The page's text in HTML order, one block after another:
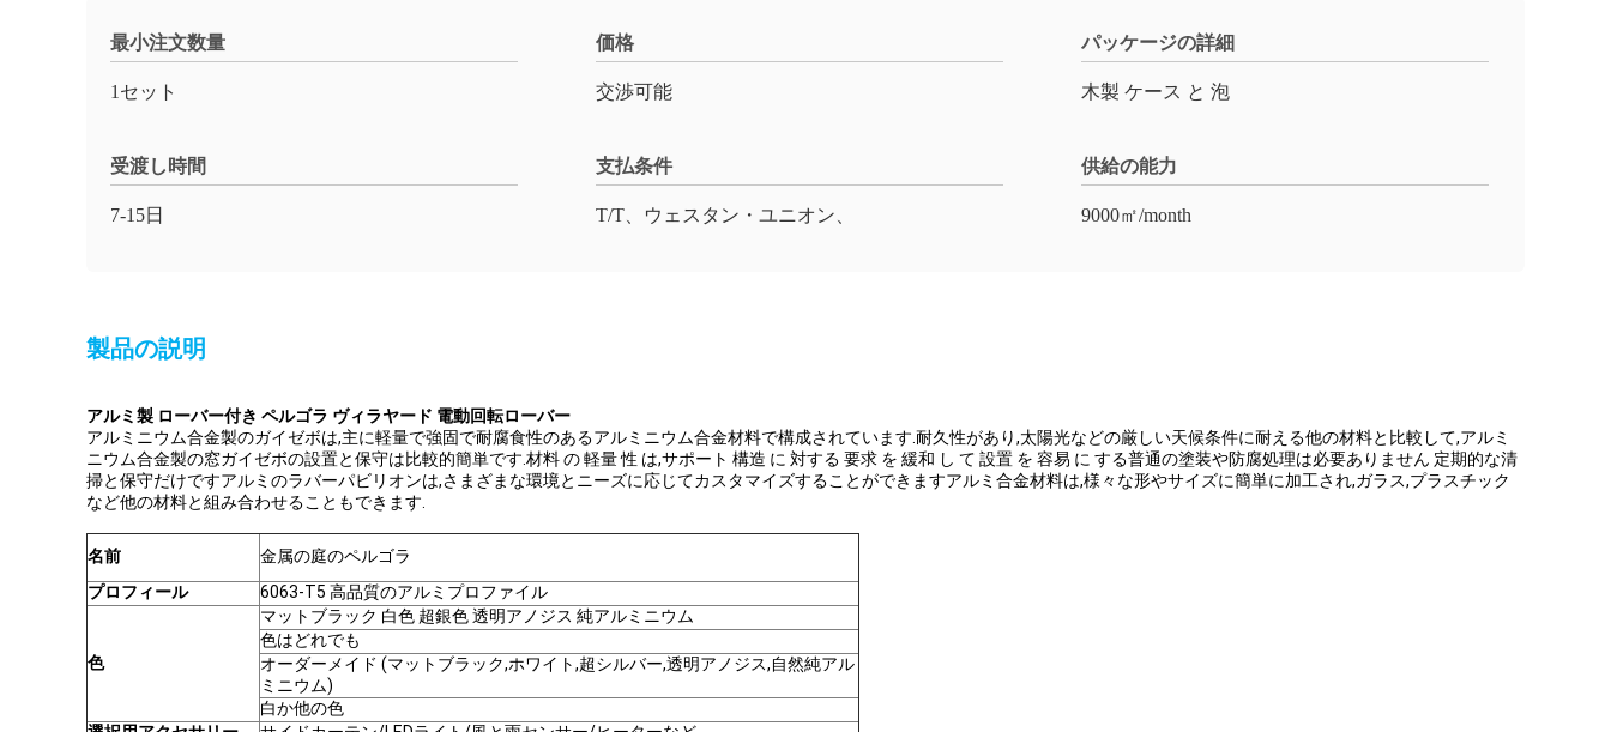
最小注文数量
1セット
価格
交渉可能
パッケージの詳細
木製 ケース と 泡
受渡し時間
7-15日
支払条件
T/T、ウェスタン・ユニオン、
供給の能力
9000㎡/month
製品の説明
アルミ製 ローバー付き ペルゴラ ヴィラヤード 電動回転ローバー
アルミニウム合金製のガイゼボは,主に軽量で強固で耐腐食性のあるアルミニウム合金材料で構成されています.耐久性があり,太陽光などの厳しい天候条件に耐える他の材料と比較して,アルミ
ニウム合金製の窓ガイゼボの設置と保守は比較的簡単です.材料 の 軽量 性 は,サポート 構造 に 対する 要求 を 緩和 し て 設置 を 容易 に する普通の塗装や防腐処理は必要ありません 定期的な清
掃と保守だけですアルミのラバーパビリオンは,さまざまな環境とニーズに応じてカスタマイズすることができますアルミ合金材料は,様々な形やサイズに簡単に加工され,ガラス,プラスチック
など他の材料と組み合わせることもできます.
名前
金属の庭のペルゴラ
プロフィール
6063-T5 高品質のアルミプロファイル
色
マットブラック 白色 超銀色 透明アノジス 純アルミニウム
色はどれでも
オーダーメイド (マットブラック,ホワイト,超シルバー,透明アノジス,自然純アル
ミニウム)
白か他の色